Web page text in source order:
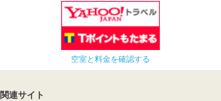
空室と料金を確認する
関連サイト